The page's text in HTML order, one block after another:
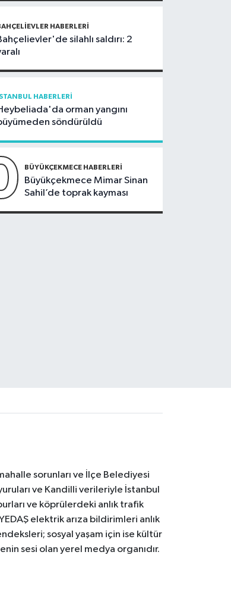
HABERLERI
silahlı saldırı: 2
HABERLERI
orman yangını
söndürüldü
BÜYÜKÇEKMECE HABERLERI
Büyükçekmece Mimar Sinan
Sahil’de toprak kayması
sorunları ve İlçe Belediyesi
ve Kandilli verileriyle İstanbul
ve köprülerdeki anlık trafik
elektrik arıza bildirimleri anlık
sosyal yaşam için ise kültür
sesi olan yerel medya organıdır.